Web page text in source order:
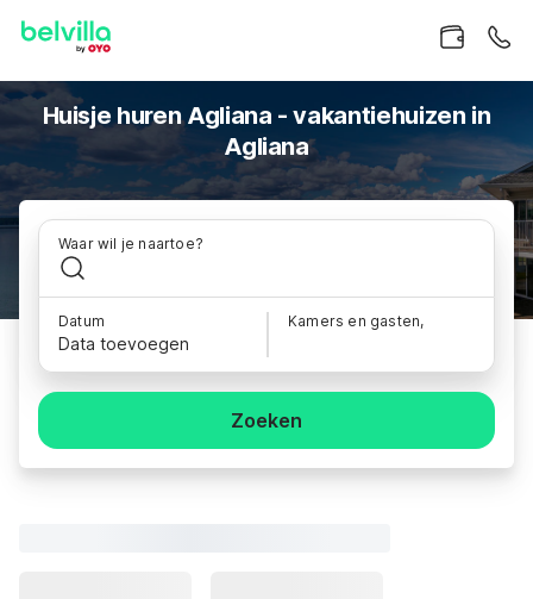
Huisje huren Agliana - vakantiehuizen in
Agliana
Waar wil je naartoe?
Datum
Data toevoegen
Kamers en gasten,
Zoeken